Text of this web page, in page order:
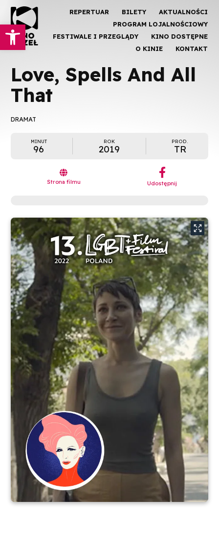
Otwórz pasek narzędzi
REPERTUAR BILETY
AKTUALNOŚCI
PROGRAM LOJALNOŚCIOWY
FESTIWALE I PRZEGLĄDY
KINO DOSTĘPNE
O KINIE
KONTAKT
Love, Spells And All
That
DRAMAT
MINUT
96
ROK
2019
PROD.
TR

Strona filmu
︁
Udostępnij